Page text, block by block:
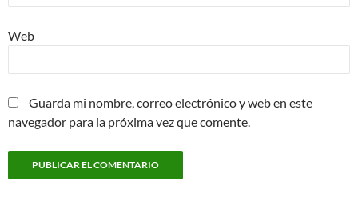
Web
Guarda mi nombre, correo electrónico y web en este
navegador para la próxima vez que comente.